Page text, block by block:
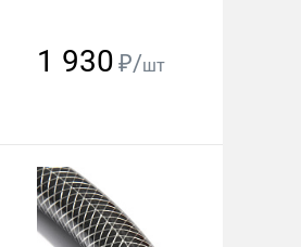
1 930 ₽/шт